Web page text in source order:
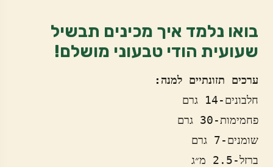
בואו נלמד איך מכינים תבשיל
שעועית הודי טבעוני מושלם!
ערכים תזונתיים למנה: